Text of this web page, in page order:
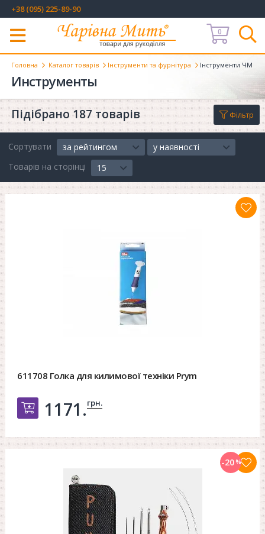
+38 (095) 225-89-90
Меню
0
Головна Каталог товарів Інструменти та фурнітура Інструменти ЧМ
Инструменты
Підібрано 187 товарів
Сортувати за рейтингом
у наявності
Товарів на сторінці
15
611708 Голка для килимової техніки Prym
Добавить в корзину
1171.грн.
-20%
Фільтр